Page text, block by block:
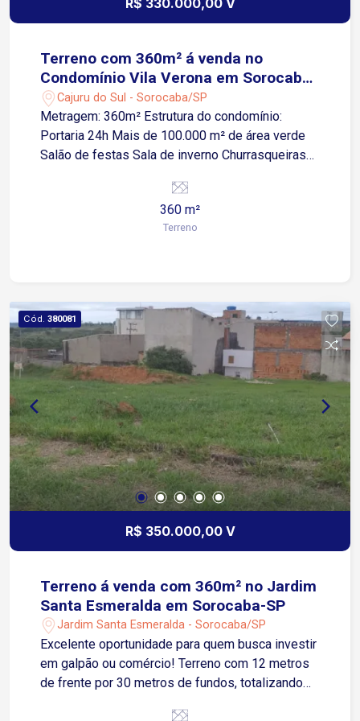
R$ 330.000,00 V
Terreno com 360m² á venda no
Condomínio Vila Verona em Sorocaba-
SPCajuru do Sul - Sorocaba/SP
Metragem: 360m² Estrutura do condomínio:
Portaria 24h Mais de 100.000 m² de área verde
Salão de festas Sala de inverno Churrasqueiras
e banheiros Salão de jogos Playground Quadra
poliesportiva Academia Mini mercado
Localização estratégica: A apenas 4 minutos da
supermercados e serviços essenciais
360 m²
Terreno
Cód. 380081
R$ 350.000,00 V
Terreno á venda com 360m² no Jardim
Santa Esmeralda em Sorocaba-SP
Jardim Santa Esmeralda - Sorocaba/SP
Excelente oportunidade para quem busca investir
em galpão ou comércio! Terreno com 12 metros
de frente por 30 metros de fundos, totalizando